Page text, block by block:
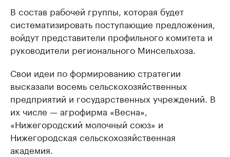
В состав рабочей группы, которая будет
систематизировать поступающие предложения,
войдут представители профильного комитета и
руководители регионального Минсельхоза.
Свои идеи по формированию стратегии
высказали восемь сельскохозяйственных
предприятий и государственных учреждений. В
их числе — агрофирма «Весна»,
«Нижегородский молочный союз» и
Нижегородская сельскохозяйственная
академия.